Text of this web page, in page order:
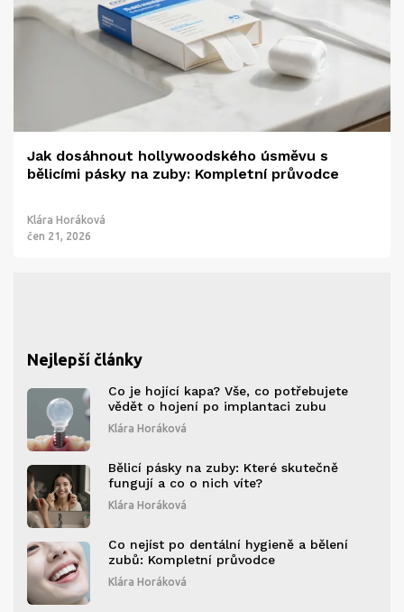
Jak dosáhnout hollywoodského úsměvu s
bělicími pásky na zuby: Kompletní průvodce
Klára Horáková
čen 21, 2026
Nejlepší články
Co je hojící kapa? Vše, co potřebujete
vědět o hojení po implantaci zubu
Klára Horáková
Bělicí pásky na zuby: Které skutečně
fungují a co o nich víte?
Klára Horáková
Co nejíst po dentální hygieně a bělení
zubů: Kompletní průvodce
Klára Horáková